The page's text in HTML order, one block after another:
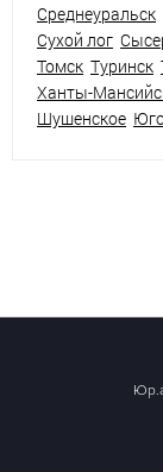
Среднеуральск
Сухой лог
Томск Туринск
Ханты-
Шушенское